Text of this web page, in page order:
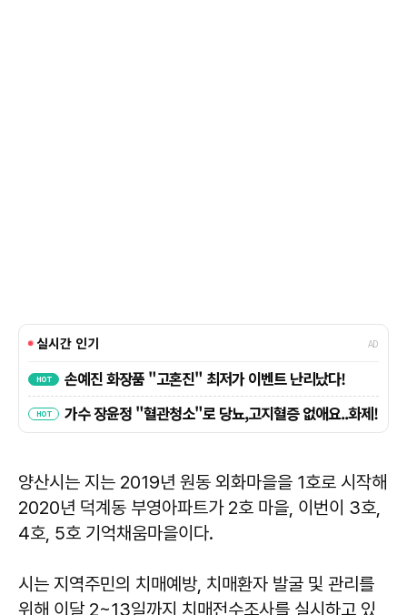
양산시는 지는 2019년 원동 외화마을을 1호로 시작해
2020년 덕계동 부영아파트가 2호 마을, 이번이 3호,
4호, 5호 기억채움마을이다.
시는 지역주민의 치매예방, 치매환자 발굴 및 관리를
위해 이달 2~13일까지 치매전수조사를 실시하고 있